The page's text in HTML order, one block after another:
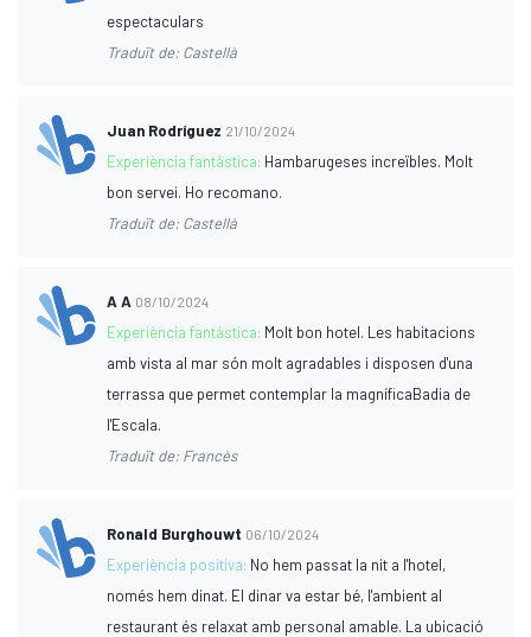
espectaculars
Traduït de: Castellà
Juan Rodríguez 21/10/2024
Experiència fantàstica: Hambarugeses increïbles. Molt
bon servei. Ho recomano.
Traduït de: Castellà
A A 08/10/2024
Experiència fantàstica: Molt bon hotel. Les habitacions
amb vista al mar són molt agradables i disposen d'una
terrassa que permet contemplar la magníficaBadia de
l'Escala.
Traduït de: Francès
Ronald Burghouwt 06/10/2024
Experiència positiva: No hem passat la nit a l'hotel,
només hem dinat. El dinar va estar bé, l'ambient al
restaurant és relaxat amb personal amable. La ubicació